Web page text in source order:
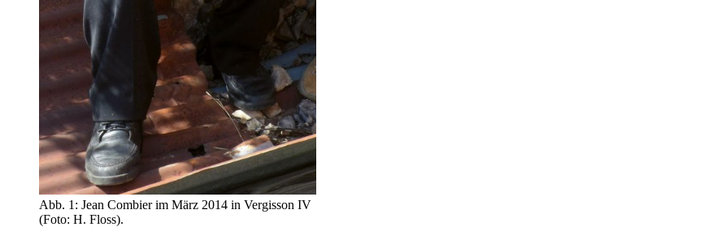
Abb. 1: Jean Combier im März 2014 in Vergisson IV
(Foto: H. Floss).